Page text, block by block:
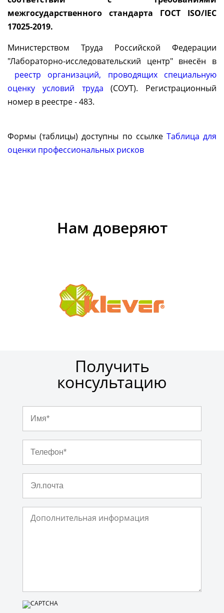
межгосударственного стандарта ГОСТ ISO/IEC
17025-2019.
Министерством Труда Российской Федерации
"Лабораторно-исследовательский центр" внесён в
реестр организаций, проводящих специальную
оценку условий труда (СОУТ). Регистрационный
номер в реестре - 483.
Формы (таблицы) доступны по ссылке Таблица для
оценки профессиональных рисков
Нам доверяют
Получить
консультацию